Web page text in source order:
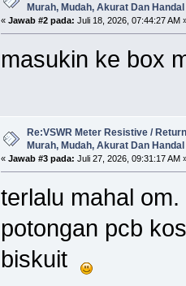
Murah, Mudah, Akurat Dan Handal
« Jawab #2 pada: Juli 18, 2026, 07:44:27 AM
masukin ke box
Re:VSWR Meter Resistive /
Murah, Mudah, Akurat Dan Handal
« Jawab #3 pada: Juli 27, 2026, 09:31:17 AM
terlalu mahal
potongan pcb
biskuit